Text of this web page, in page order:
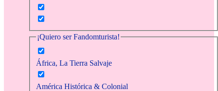
¡Quiero ser Fandomturista!
África, La Tierra Salvaje
América Histórica & Colonial